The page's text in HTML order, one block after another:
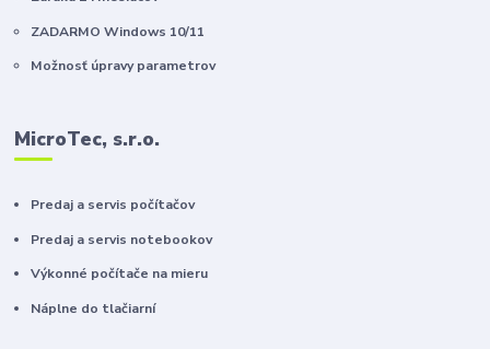
ZADARMO Windows 10/11
Možnosť úpravy parametrov
MicroTec, s.r.o.
Predaj a servis počítačov
Predaj a servis notebookov
Výkonné počítače na mieru
Náplne do tlačiarní